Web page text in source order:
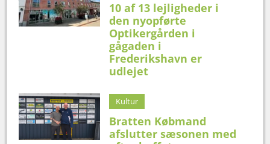
10 af 13 lejligheder i
den nyopførte
Optikergården i
gågaden i
Frederikshavn er
udlejet
Kultur
Bratten Købmand
afslutter sæsonen med